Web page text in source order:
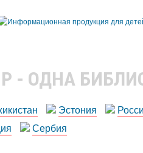
- ОДНА
Эстония
Сербия